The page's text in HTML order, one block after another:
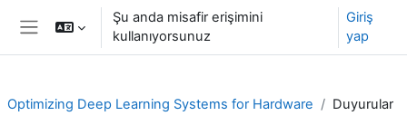
Şu anda misafir erişimini
kullanıyorsunuz
Giriş
yap
Optimizing Deep Learning Systems for Hardware Duyurular